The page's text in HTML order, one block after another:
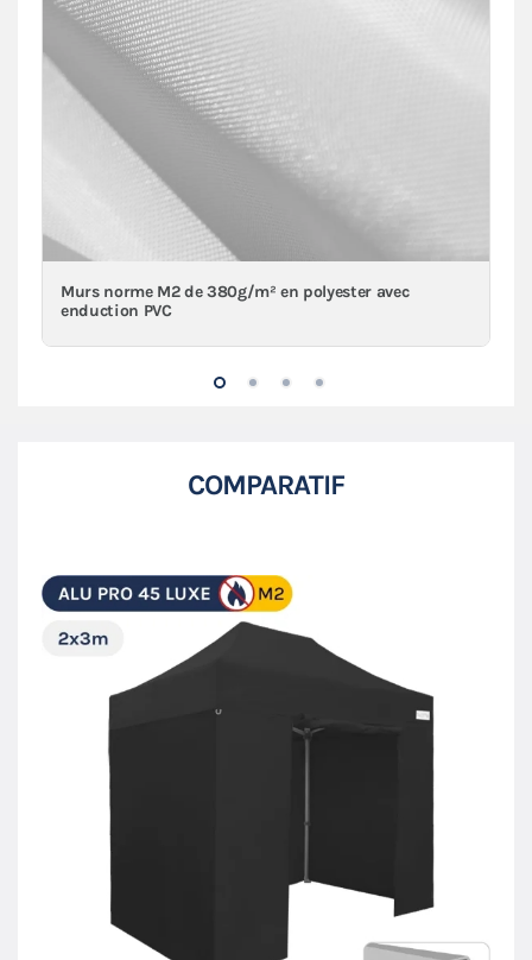
Murs norme M2 de 380g/m² en polyester avec
enduction PVC
COMPARATIF